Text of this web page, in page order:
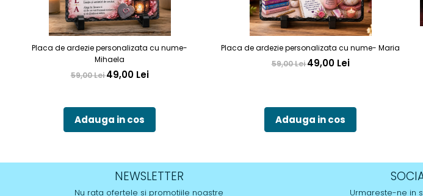
Placa de ardezie personalizata cu nume-
Mihaela
59,00 Lei49,00 Lei
Adauga in cos
Placa de ardezie personalizata cu nume- Maria
59,00 Lei49,00 Lei
Adauga in cos
NEWSLETTER
Nu rata ofertele si promotiile noastre Urmareste-ne in